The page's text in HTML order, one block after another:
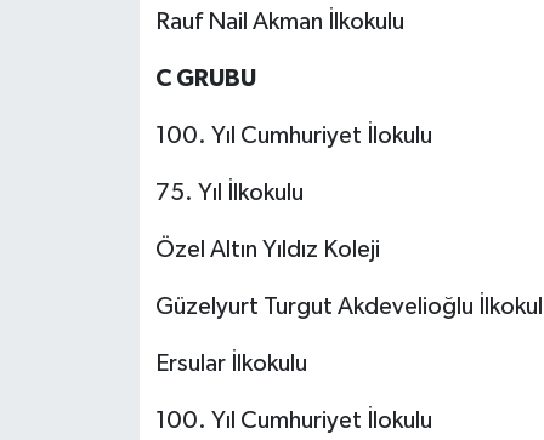
Rauf Nail Akman İlkokulu
C GRUBU
100. Yıl Cumhuriyet İlokulu
75. Yıl İlkokulu
Özel Altın Yıldız Koleji
Güzelyurt Turgut Akdevelioğlu
Ersular İlkokulu
100. Yıl Cumhuriyet İlokulu